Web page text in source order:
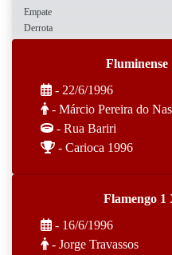
Empate
Derrota
Fluminense
- 22/6/1996
- Márcio Pereira do
- Rua Bariri
- Carioca 1996
Flamengo 1
- 16/6/1996
- Jorge Travassos